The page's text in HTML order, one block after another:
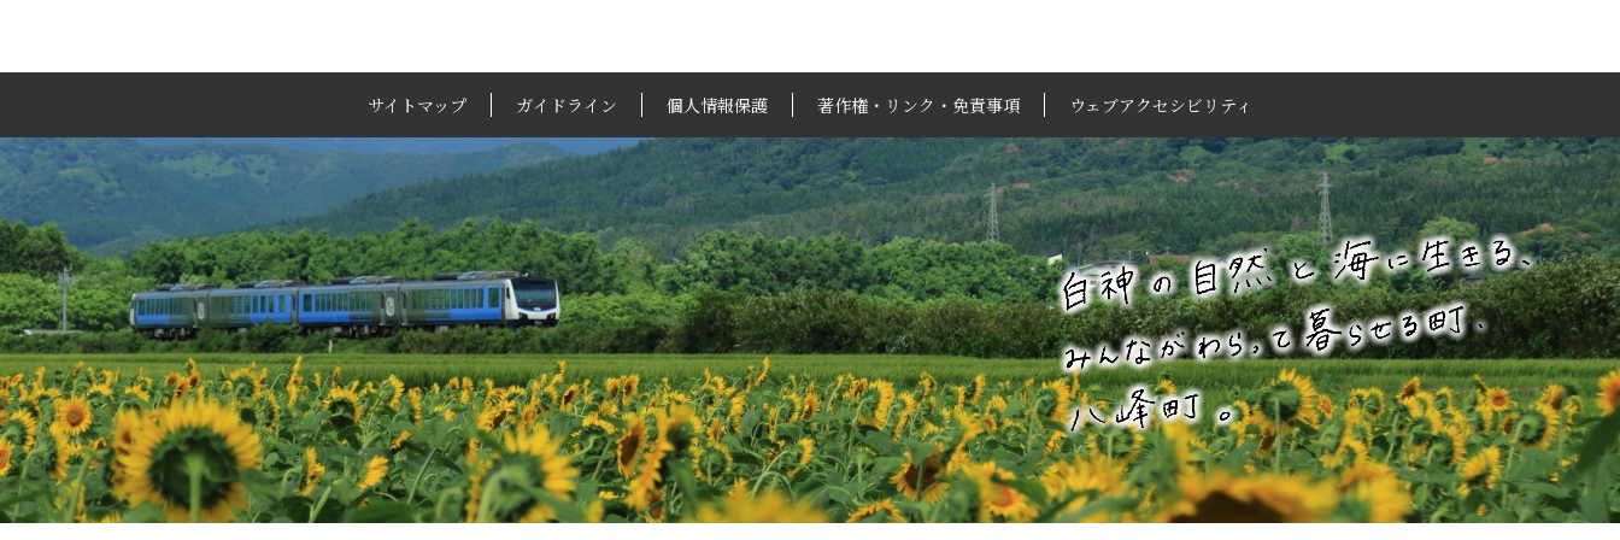
サイトマップ ガイドライン 個人情報保護 著作権・リンク・免責事項 ウェブアクセシビリティ